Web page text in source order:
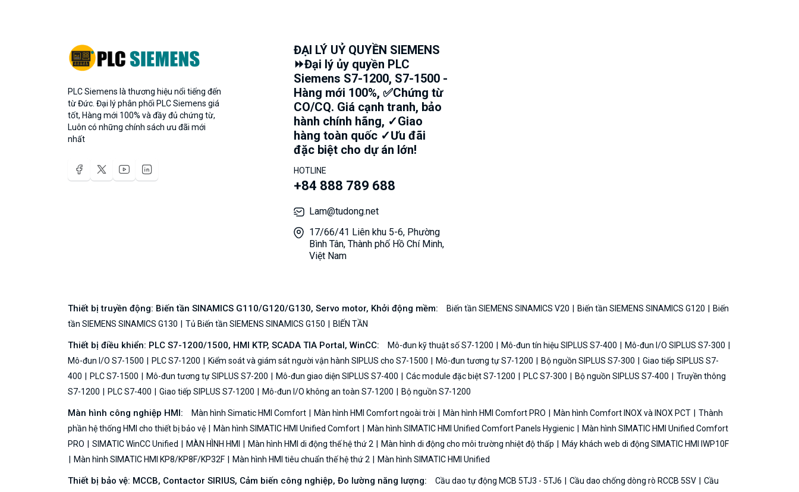
PLC Siemens là thương hiệu nổi tiếng đến
từ Đức. Đại lý phân phối PLC Siemens giá
tốt, Hàng mới 100% và đầy đủ chứng từ,
Luôn có những chính sách ưu đãi mới
nhất
ĐẠI LÝ UỶ QUYỀN SIEMENS
⏩Đại lý ủy quyền PLC
Siemens S7-1200, S7-1500 -
Hàng mới 100%, ✅Chứng từ
CO/CQ. Giá cạnh tranh, bảo
hành chính hãng, ✓Giao
hàng toàn quốc ✓Ưu đãi
đặc biệt cho dự án lớn!
HOTLINE
+84 888 789 688
Lam@tudong.net
17/66/41 Liên khu 5-6, Phường
Bình Tân, Thành phố Hồ Chí Minh,
Việt Nam
Thiết bị truyền động: Biến tần SINAMICS G110/G120/G130, Servo motor, Khởi động mềm: Biến tần SIEMENS SINAMICS V20 Biến tần SIEMENS SINAMICS G120
Biến
tần SIEMENS SINAMICS G130
Tủ Biến tần SIEMENS SINAMICS G150 BIẾN TẦN
Thiết bị điều khiển: PLC S7-1200/1500, HMI KTP, SCADA TIA Portal, WinCC: Mô-đun kỹ thuật số S7-1200 Mô-đun tín hiệu SIPLUS S7-400
Mô-đun I/O SIPLUS S7-300
Mô-đun I/O S7-1500
PLC S7-1200 Kiểm soát và giám sát người vận hành SIPLUS cho S7-1500 Mô-đun tương tự S7-1200 Bộ nguồn SIPLUS S7-300
Giao tiếp SIPLUS S7-
400
PLC S7-1500 Mô-đun tương tự SIPLUS S7-200 Mô-đun giao diện SIPLUS S7-400 Các module đặc biệt S7-1200 PLC S7-300 Bộ nguồn SIPLUS S7-400
Truyền thông
S7-1200
PLC S7-400 Giao tiếp SIPLUS S7-1200 Mô-đun I/O không an toàn S7-1200 Bộ nguồn S7-1200
Màn hình công nghiệp HMI: Màn hình Simatic HMI Comfort Màn hình HMI Comfort ngoài trời Màn hình HMI Comfort PRO Màn hình Comfort INOX và INOX PCT
Thành
phần hệ thống HMI cho thiết bị bảo vệ
Màn hình SIMATIC HMI Unified Comfort Màn hình SIMATIC HMI Unified Comfort Panels Hygienic
Màn hình SIMATIC HMI Unified Comfort
PRO
SIMATIC WinCC Unified MÀN HÌNH HMI Màn hình HMI di động thế hệ thứ 2 Màn hình di động cho môi trường nhiệt độ thấp
Máy khách web di động SIMATIC HMI IWP10F
Màn hình SIMATIC HMI KP8/KP8F/KP32F
Màn hình HMI tiêu chuẩn thế hệ thứ 2 Màn hình SIMATIC HMI Unified
Thiết bị bảo vệ: MCCB, Contactor SIRIUS, Cảm biến công nghiệp, Đo lường năng lượng: Cầu dao tự động MCB 5TJ3 - 5TJ6 Cầu dao chống dòng rò RCCB 5SV
Cầu